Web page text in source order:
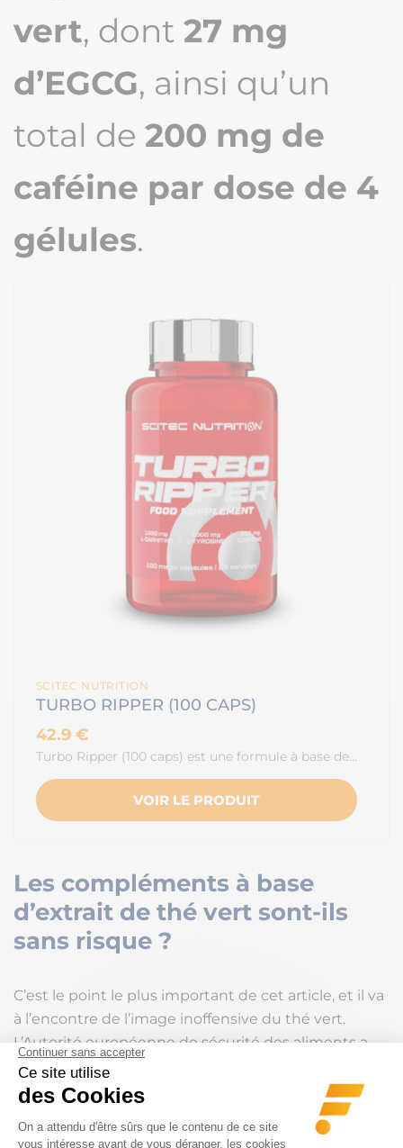
vert, dont 27 mg
d’EGCG, ainsi qu’un
total de 200 mg de
caféine par dose de 4
gélules.
SCITEC NUTRITION
TURBO RIPPER (100 CAPS)
42.9 €
Turbo Ripper (100 caps) est une formule à base de…
VOIR LE PRODUIT
Les compléments à base
d’extrait de thé vert sont-ils
sans risque ?
C’est le point le plus important de cet article, et il va
à l’encontre de l’image inoffensive du thé vert.
L’Autorité européenne de sécurité des aliments a
examiné la question en 2018. Sa conclusion
distingue clairement deux situations. Les
catéchines issues des infusions traditionnelles sont
considérées comme sûres aux niveaux de